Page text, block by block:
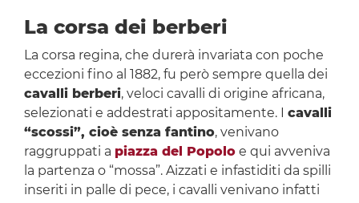
La corsa dei berberi
La corsa regina, che durerà invariata con poche
eccezioni fino al 1882, fu però sempre quella dei
cavalli berberi, veloci cavalli di origine africana,
selezionati e addestrati appositamente. I cavalli
“scossi”, cioè senza fantino, venivano
raggruppati a piazza del Popoloe qui avveniva
la partenza o “mossa”. Aizzati e infastiditi da spilli
inseriti in palle di pece, i cavalli venivano infatti